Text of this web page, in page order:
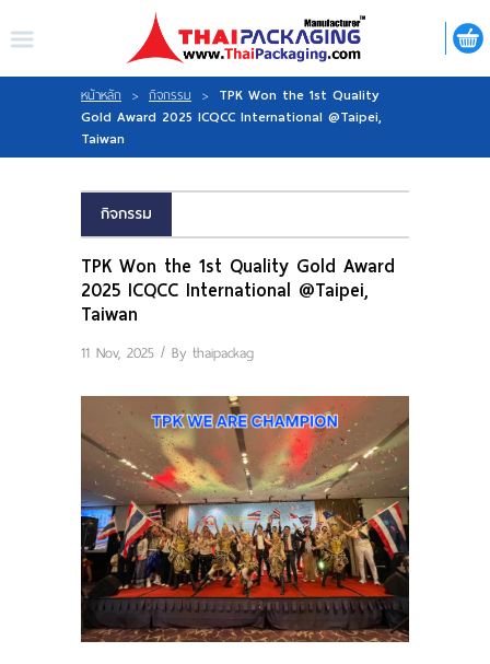
ไทย ENGLISH
LOGIN REGISTER
My Wishlist
หน้าหลัก
กิจกรรม
ร่วมงานกับเรา
ติดต่อเรา
หน้าหลัก > กิจกรรม > TPK Won the 1st Quality
Gold Award 2025 ICQCC International @Taipei,
Taiwan
กิจกรรม
TPK Won the 1st Quality Gold Award
2025 ICQCC International @Taipei,
Taiwan
11 Nov, 2025 / By thaipackag